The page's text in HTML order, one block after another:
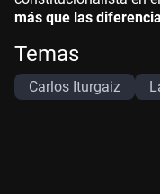
más que las
Temas
Carlos Iturgaiz